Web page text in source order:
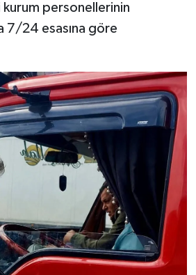
personellerinin
7/24 esasına göre